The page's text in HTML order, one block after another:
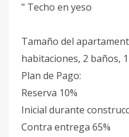
" Techo en yeso
Tamaño del
habitaciones, 2 baños,
Plan de Pago:
Reserva 10%
Inicial durante
Contra entrega 65%